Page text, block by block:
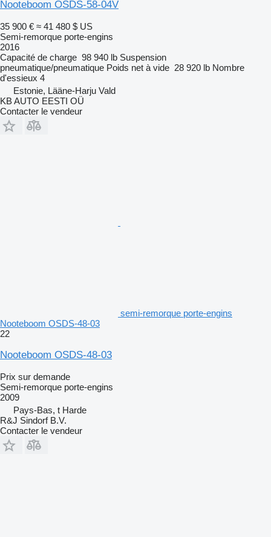
Nooteboom OSDS-58-04V
35 900 € ≈ 41 480 $ US
Semi-remorque porte-engins
2016
Capacité de charge 98 940 lb Suspension
pneumatique/pneumatique Poids net à vide 28 920 lb Nombre
d'essieux 4
Estonie, Lääne-Harju Vald
KB AUTO EESTI OÜ
Contacter le vendeur
semi-remorque porte-engins
Nooteboom OSDS-48-03
22
Nooteboom OSDS-48-03
Prix sur demande
Semi-remorque porte-engins
2009
Pays-Bas, t Harde
R&J Sindorf B.V.
Contacter le vendeur